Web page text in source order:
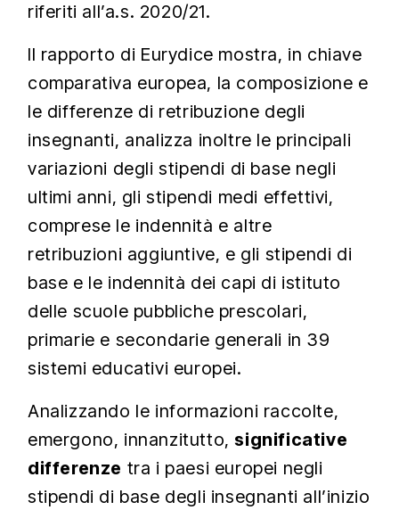
riferiti all’a.s. 2020/21.
Il rapporto di Eurydice mostra, in chiave
comparativa europea, la composizione e
le differenze di retribuzione degli
insegnanti, analizza inoltre le principali
variazioni degli stipendi di base negli
ultimi anni, gli stipendi medi effettivi,
comprese le indennità e altre
retribuzioni aggiuntive, e gli stipendi di
base e le indennità dei capi di istituto
delle scuole pubbliche prescolari,
primarie e secondarie generali in 39
sistemi educativi europei.
Analizzando le informazioni raccolte,
emergono, innanzitutto, significative
differenze tra i paesi europei negli
stipendi di base degli insegnanti all’inizio